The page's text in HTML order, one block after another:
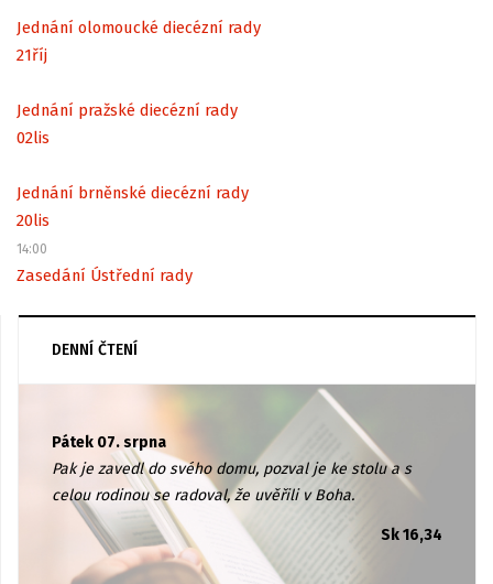
Jednání olomoucké diecézní rady
21říj
Jednání pražské diecézní rady
02lis
Jednání brněnské diecézní rady
20lis
14:00
Zasedání Ústřední rady
DENNÍ ČTENÍ
Pátek 07. srpna
Pak je zavedl do svého domu, pozval je ke stolu a s
celou rodinou se radoval, že uvěřili v Boha.
Sk 16,34